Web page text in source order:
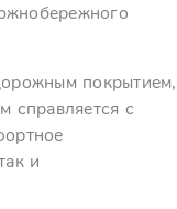
покрытием,
справляется с
и